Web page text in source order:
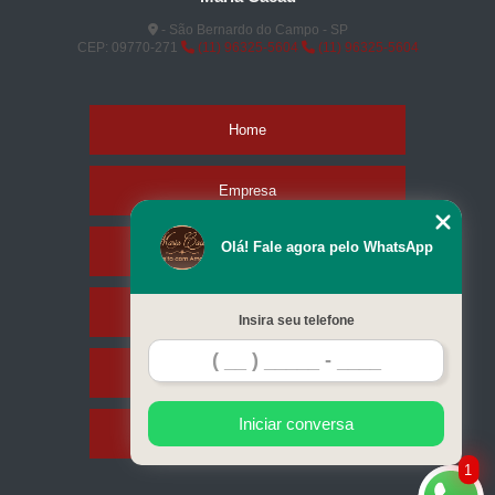
- São Bernardo do Campo - SP
CEP: 09770-271
(11) 96325-5604 (11) 96325-5604
Home
Empresa
Missão
Produtos
Contato
Mapa do site
1
Olá! Fale agora pelo WhatsApp
Insira seu telefone
Iniciar conversa